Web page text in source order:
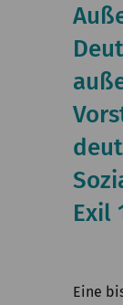
KGParl
Institut
Exil
Eine